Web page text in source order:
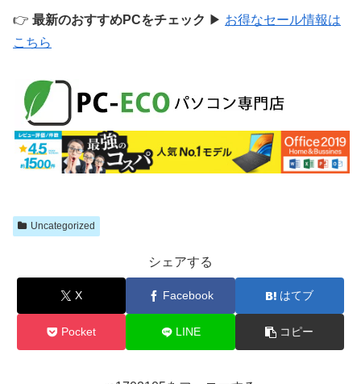
👉 最新のおすすめPCをチェック ▶ お得なセール情報は
こちら
Uncategorized
シェアする
X Facebook はてブ
Pocket LINE コピー